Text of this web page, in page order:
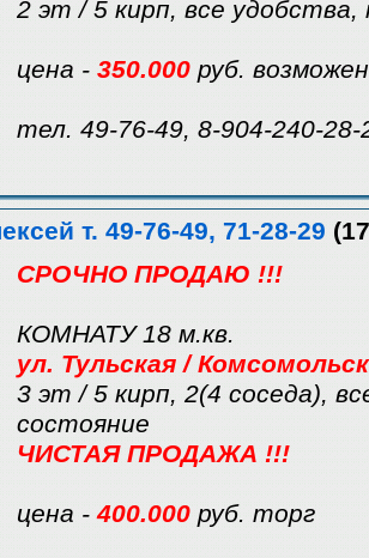
2 эт / 5 кирп, все
цена - 350.000 руб.
тел. 49-76-49, 8-904-240-28-
т. 49-76-49, 71-28-29
СРОЧНО ПРОДАЮ !!!
КОМНАТУ 18 м.кв.
ул. Тульская /
3 эт / 5 кирп, 2(4 соседа),
состояние
ЧИСТАЯ ПРОДАЖА !!!
цена -400.000 руб. торг